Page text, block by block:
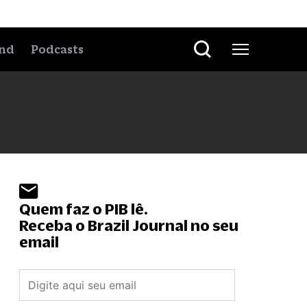
Podcasts
Quem faz o PIB lê.
Receba o Brazil Journal no seu
email